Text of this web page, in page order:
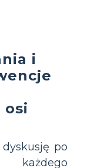
i
osi
po